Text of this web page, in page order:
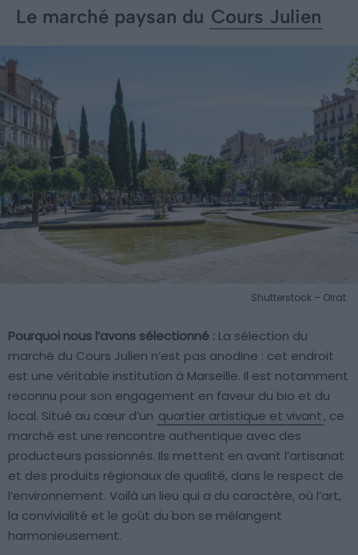
Le marché paysan du Cours Julien
Shutterstock – Olrat
Pourquoi nous l’avons sélectionné : La sélection du
marché du Cours Julien n’est pas anodine : cet endroit
est une véritable institution à Marseille. Il est notamment
reconnu pour son engagement en faveur du bio et du
local. Situé au cœur d’un quartier artistique et vivant, ce
marché est une rencontre authentique avec des
producteurs passionnés. Ils mettent en avant l’artisanat
et des produits régionaux de qualité, dans le respect de
l’environnement. Voilà un lieu qui a du caractère, où l’art,
la convivialité et le goût du bon se mélangent
harmonieusement.